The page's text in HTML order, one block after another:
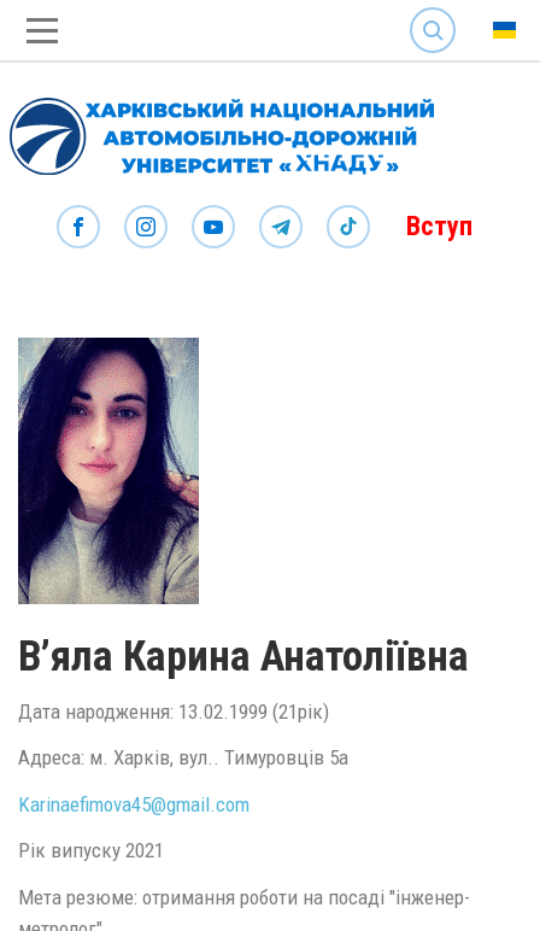
SEARCH
Вступ
В’яла Карина Анатоліївна
Дата народження: 13.02.1999 (21рік)
Адреса: м. Харків, вул.. Тимуровців 5а
Karinaefimova45@gmail.com
Рік випуску 2021
Мета резюме: отримання роботи на посаді "інженер-